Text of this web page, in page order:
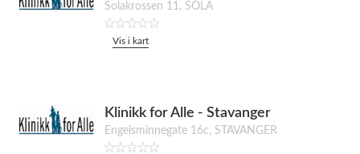
Solakrossen 11, SOLA
Vis i kart
Klinikk for Alle - Stavanger
Engelsminnegate 16c, STAVANGER